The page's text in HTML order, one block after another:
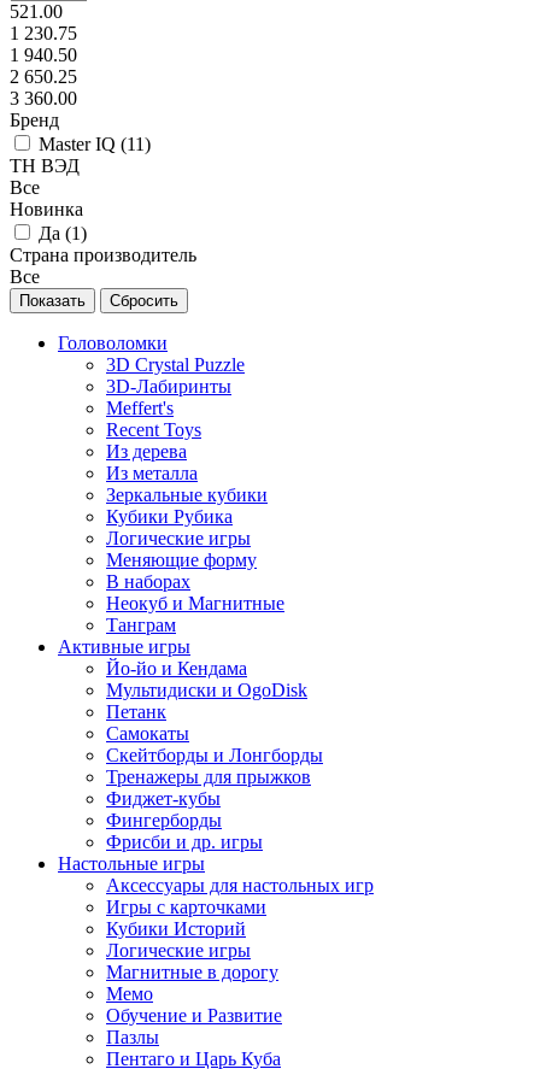
521.00
1 230.75
1 940.50
2 650.25
3 360.00
Бренд
Master IQ (11)
ТН ВЭД
Все
Новинка
Да (1)
Страна производитель
Все
Головоломки
3D Crystal Puzzle
3D-Лабиринты
Meffert's
Recent Toys
Из дерева
Из металла
Зеркальные кубики
Кубики Рубика
Логические игры
Меняющие форму
В наборах
Неокуб и Магнитные
Танграм
Активные игры
Йо-йо и Кендама
Мультидиски и OgoDisk
Петанк
Самокаты
Скейтборды и Лонгборды
Тренажеры для прыжков
Фиджет-кубы
Фингерборды
Фрисби и др. игры
Настольные игры
Аксессуары для настольных игр
Игры с карточками
Кубики Историй
Логические игры
Магнитные в дорогу
Мемо
Обучение и Развитие
Пазлы
Пентаго и Царь Куба